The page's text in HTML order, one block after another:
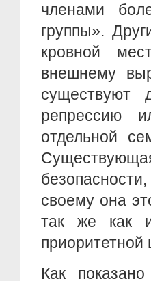
членами
группы».
кровной
внешнему
существуют
репрессию
отдельной
своему она
так же как
приоритетной
Как